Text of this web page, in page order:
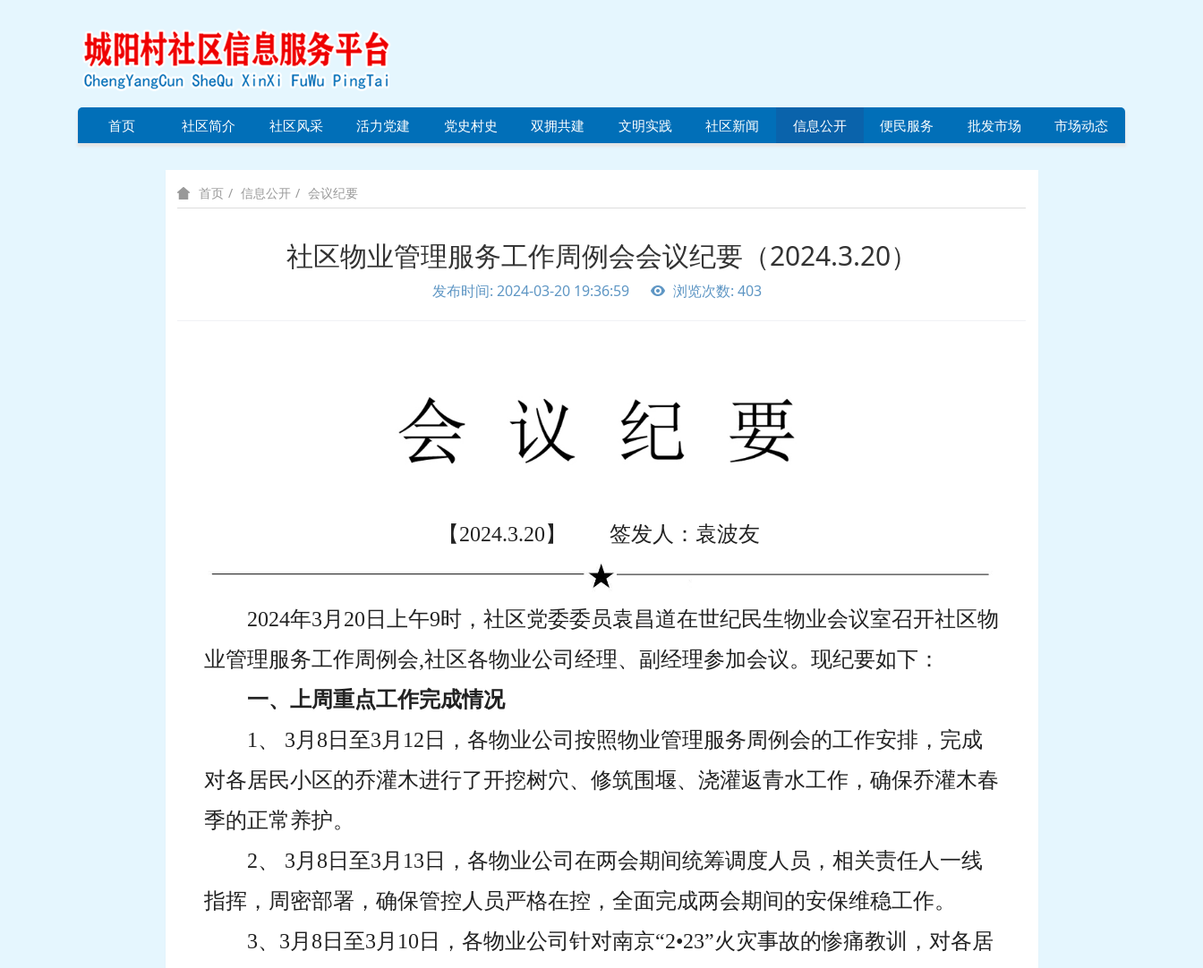
首页 社区简介 社区风采 活力党建 党史村史 双拥共建 文明实践 社区新闻 信息公开 便民服务 批发市场 市场动态
首页 信息公开 会议纪要
社区物业管理服务工作周例会会议纪要（2024.3.20）
发布时间: 2024-03-20 19:36:59 浏览次数: 403
【2024.3.20】 签发人：袁波友
2024年3月20日上午9时，社区党委委员袁昌道在世纪民生物业会议室召开社区物
业管理服务工作周例会,社区各物业公司经理、副经理参加会议。现纪要如下：
一、上周重点工作完成情况
1、 3月8日至3月12日，各物业公司按照物业管理服务周例会的工作安排，完成
对各居民小区的乔灌木进行了开挖树穴、修筑围堰、浇灌返青水工作，确保乔灌木春
季的正常养护。
2、 3月8日至3月13日，各物业公司在两会期间统筹调度人员，相关责任人一线
指挥，周密部署，确保管控人员严格在控，全面完成两会期间的安保维稳工作。
3、3月8日至3月10日，各物业公司针对南京“2•23”火灾事故的惨痛教训，对各居